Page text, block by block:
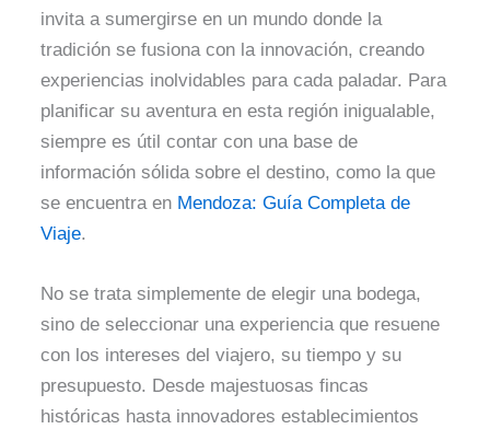
invita a sumergirse en un mundo donde la
tradición se fusiona con la innovación, creando
experiencias inolvidables para cada paladar. Para
planificar su aventura en esta región inigualable,
siempre es útil contar con una base de
información sólida sobre el destino, como la que
se encuentra en Mendoza: Guía Completa de
Viaje.
No se trata simplemente de elegir una bodega,
sino de seleccionar una experiencia que resuene
con los intereses del viajero, su tiempo y su
presupuesto. Desde majestuosas fincas
históricas hasta innovadores establecimientos